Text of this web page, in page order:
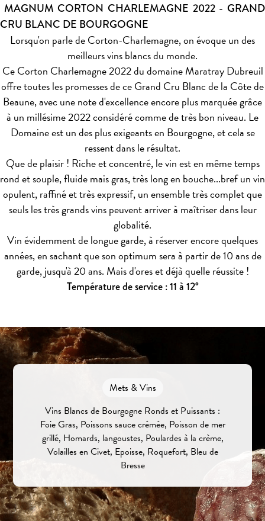
MAGNUM CORTON CHARLEMAGNE 2022 - GRAND
CRU BLANC DE BOURGOGNE
Lorsqu'on parle de Corton-Charlemagne, on évoque un des
meilleurs vins blancs du monde.
Ce Corton Charlemagne 2022 du domaine Maratray Dubreuil
offre toutes les promesses de ce Grand Cru Blanc de la Côte de
Beaune, avec une note d'excellence encore plus marquée grâce
à un millésime 2022 considéré comme de très bon niveau. Le
Domaine est un des plus exigeants en Bourgogne, et cela se
ressent dans le résultat.
Que de plaisir ! Riche et concentré, le vin est en même temps
rond et souple, fluide mais gras, très long en bouche...bref un vin
opulent, raffiné et très expressif, un ensemble très complet que
seuls les très grands vins peuvent arriver à maîtriser dans leur
globalité.
Vin évidemment de longue garde, à réserver encore quelques
années, en sachant que son optimum sera à partir de 10 ans de
garde, jusqu'à 20 ans. Mais d'ores et déjà quelle réussite !
Température de service : 11 à 12°
Mets & Vins
Vins Blancs de Bourgogne Ronds et Puissants :
Foie Gras, Poissons sauce crémée, Poisson de mer
grillé, Homards, langoustes, Poulardes à la crème,
Volailles en Civet, Epoisse, Roquefort, Bleu de
Bresse